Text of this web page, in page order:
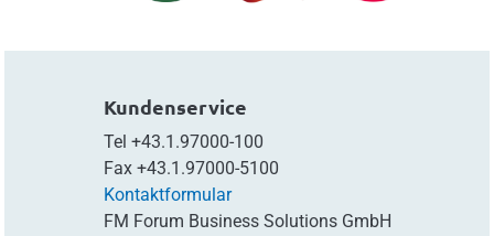
Kundenservice
Tel +43.1.97000-100
Fax +43.1.97000-5100
Kontaktformular
FM Forum Business Solutions GmbH